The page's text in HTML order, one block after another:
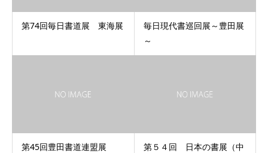
第74回毎日書道展 東海展
毎日現代書巡回展～豊田展
～
第45回豊田書道連盟展
第５４回 日本の書展（中